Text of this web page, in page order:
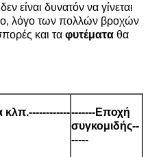
είναι δυνατόν να γίνεται
λόγο των πολλών βροχών
και τα φυτέματα θα
κλπ.-------------------Εποχή
συγκομιδής--
-----